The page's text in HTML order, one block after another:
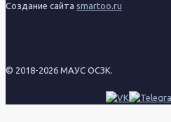
Создание сайта smartoo.ru
© 2018-2026 МАУС ОСЗК.